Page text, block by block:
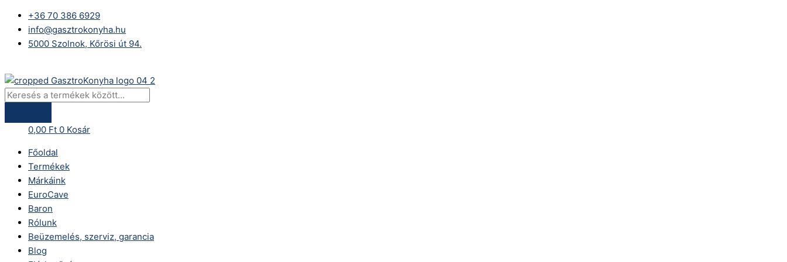
content
+36 70 386 6929
info@gasztrokonyha.hu
5000 Szolnok, Kőrösi út 94.
search
0,00 Ft 0 Kosár
Főoldal
Termékek
Márkáink
EuroCave
Baron
Rólunk
Beüzemelés, szerviz, garancia
Blog